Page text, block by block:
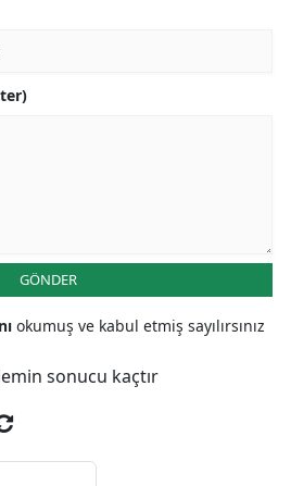
GÖNDER
okumuş ve kabul etmiş sayılırsınız
sonucu kaçtır